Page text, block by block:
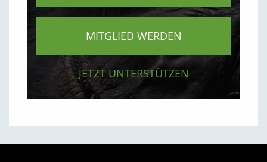
MITGLIED WERDEN
JETZT UNTERSTÜTZEN